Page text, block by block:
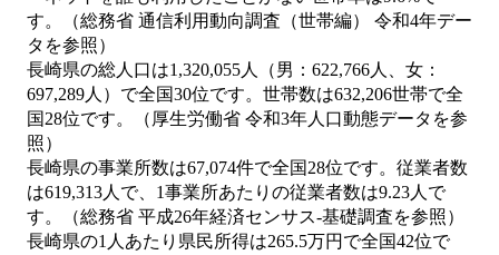
す。（総務省 通信利用動向調査（世帯編） 令和4年デー
タを参照）
長崎県の総人口は1,320,055人（男：622,766人、女：
697,289人）で全国30位です。世帯数は632,206世帯で全
国28位です。（厚生労働省 令和3年人口動態データを参
照）
長崎県の事業所数は67,074件で全国28位です。従業者数
は619,313人で、1事業所あたりの従業者数は9.23人で
す。（総務省 平成26年経済センサス‐基礎調査を参照）
長崎県の1人あたり県民所得は265.5万円で全国42位で